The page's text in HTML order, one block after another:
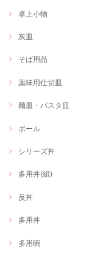
卓上小物
灰皿
そば用品
薬味用仕切皿
麺皿・パスタ皿
ボール
シリーズ丼
多用丼(組)
反丼
多用丼
多用碗